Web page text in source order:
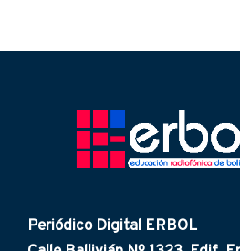
Periódico Digital ERBOL